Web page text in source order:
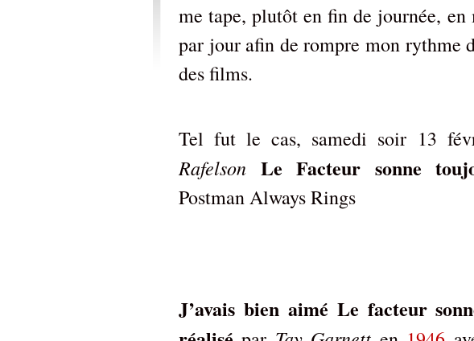
me tape, plutôt en fin de journée,
par jour afin de rompre mon rythme
des films.
Tel fut le cas, samedi soir 13
Rafelson Le Facteur sonne
Postman Always Rings
J’avais bien aimé Le facteur